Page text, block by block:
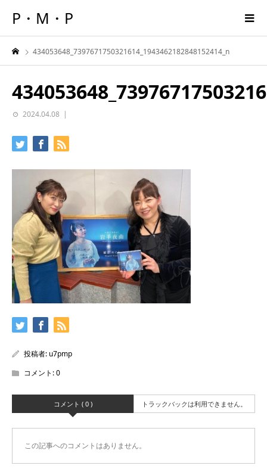
P・M・P
434053648_7397671750321614_1943462182848152414_n
2024.04.08
投稿者: u7pmp
コメント:0
コメント ( 0 ) トラックバックは利用できません。
この記事へのコメントはありません。